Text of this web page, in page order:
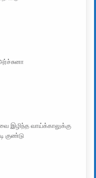
இழிந்த வாய்க்காலுக்கு
குண்டு